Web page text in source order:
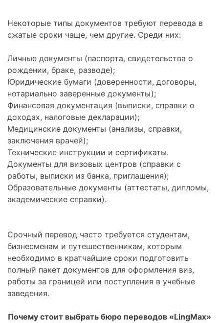
Некоторые типы документов требуют перевода в
сжатые сроки чаще, чем другие. Среди них:
Личные документы (паспорта, свидетельства о
рождении, браке, разводе);
Юридические бумаги (доверенности, договоры,
нотариально заверенные документы);
Финансовая документация (выписки, справки о
доходах, налоговые декларации);
Медицинские документы (анализы, справки,
заключения врачей);
Технические инструкции и сертификаты.
Документы для визовых центров (справки с
работы, выписки из банка, приглашения);
Образовательные документы (аттестаты, дипломы,
академические справки).
Срочный перевод часто требуется студентам,
бизнесменам и путешественникам, которым
необходимо в кратчайшие сроки подготовить
полный пакет документов для оформления виз,
работы за границей или поступления в учебные
заведения.
Почему стоит выбрать бюро переводов «LingMax»